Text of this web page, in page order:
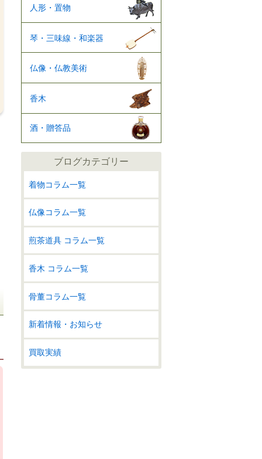
人形・置物
琴・三味線・和楽器
仏像・仏教美術
香木
酒・贈答品
ブログカテゴリー
着物コラム一覧
仏像コラム一覧
煎茶道具 コラム一覧
香木 コラム一覧
骨董コラム一覧
新着情報・お知らせ
買取実績